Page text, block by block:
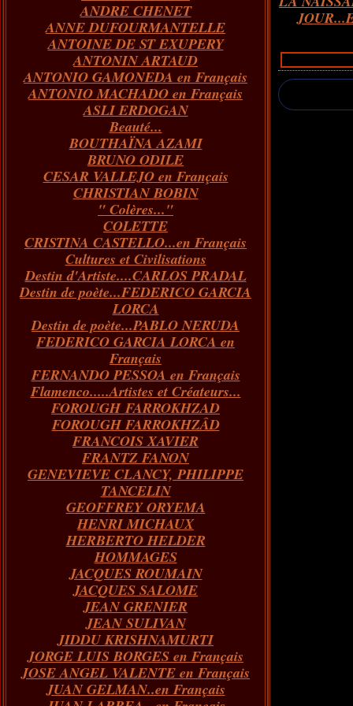
Janvier(60)
Février(68)
Janvier(86)
Mars(65)
Février(70)
Janvier(66)
Avril(76)
Mars(66)
Février(67)
Janvier(73)
Mai(82)
Avril(62)
Mars(66)
Février(55)
Janvier(43)
Juin(84)
Mai(89)
Avril(59)
Mars(73)
Février(54)
Janvier(51)
Juillet(72)
Juin(65)
Mai(97)
Avril(73)
Mars(100)
Février(146)
Janvier(124)
Août(40)
Juillet(31)
Juin(26)
ANDRE CHENET
ANNE DUFOURMANTELLE
ANTOINE DE ST EXUPERY
ANTONIN ARTAUD
ANTONIO GAMONEDA en Français
ANTONIO MACHADO en Français
ASLI ERDOGAN
Beauté...
BOUTHAÏNA AZAMI
BRUNO ODILE
CESAR VALLEJO en Français
CHRISTIAN BOBIN
" Colères..."
COLETTE
CRISTINA CASTELLO...en Français
Cultures et Civilisations
Destin d'Artiste....CARLOS PRADAL
Destin de poète...FEDERICO GARCIA
LORCA
Destin de poète...PABLO NERUDA
FEDERICO GARCIA LORCA en
Français
FERNANDO PESSOA en Français
Flamenco.....Artistes et Créateurs...
FOROUGH FARROKHZAD
FOROUGH FARROKHZÂD
FRANCOIS XAVIER
FRANTZ FANON
GENEVIEVE CLANCY, PHILIPPE
TANCELIN
GEOFFREY ORYEMA
HENRI MICHAUX
HERBERTO HELDER
HOMMAGES
JACQUES ROUMAIN
JACQUES SALOME
JEAN GRENIER
JEAN SULIVAN
JIDDU KRISHNAMURTI
JORGE LUIS BORGES en Français
JOSE ANGEL VALENTE en Français
JUAN GELMAN..en Français